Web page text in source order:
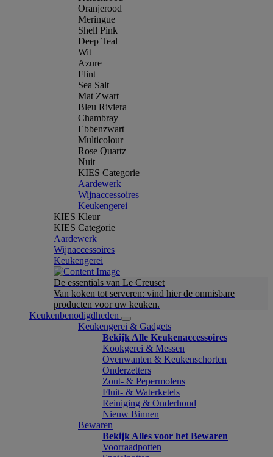
Oranjerood
Meringue
Shell Pink
Deep Teal
Wit
Azure
Flint
Sea Salt
Mat Zwart
Bleu Riviera
Chambray
Ebbenzwart
Multicolour
Rose Quartz
Nuit
KIES Categorie
Aardewerk
Wijnaccessoires
Keukengerei
KIES Kleur
KIES Categorie
Aardewerk
Wijnaccessoires
Keukengerei
De essentials van Le Creuset
Van koken tot serveren: vind hier de onmisbare
producten voor uw keuken.
Keukenbenodigdheden
Keukengerei & Gadgets
Bekijk Alle Keukenaccessoires
Kookgerei & Messen
Ovenwanten & Keukenschorten
Onderzetters
Zout- & Pepermolens
Fluit- & Waterketels
Reiniging & Onderhoud
Nieuw Binnen
Bewaren
Bekijk Alles voor het Bewaren
Voorraadpotten